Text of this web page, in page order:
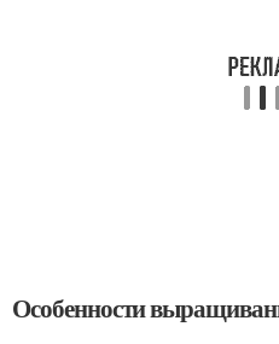
Особенности